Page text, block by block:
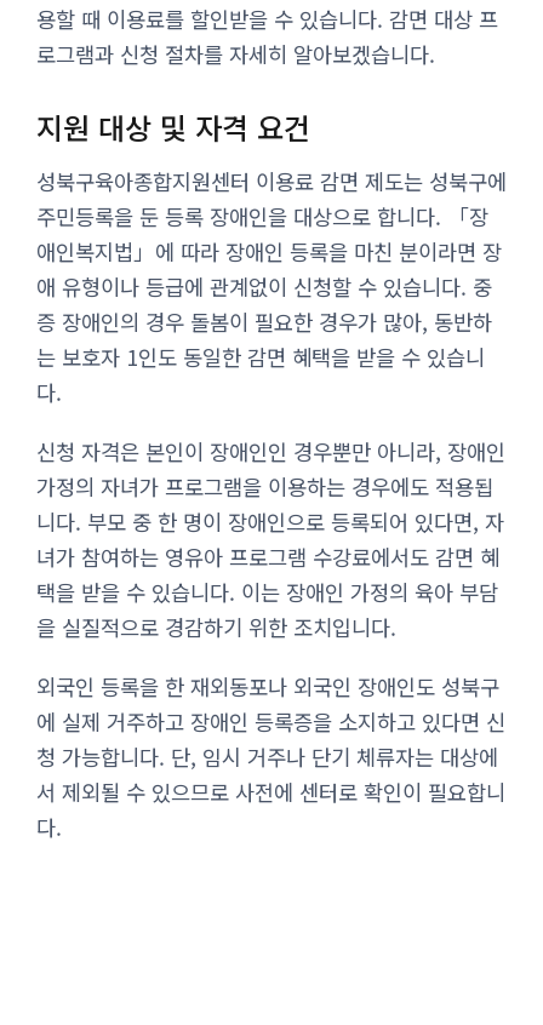
용할 때 이용료를 할인받을 수 있습니다. 감면 대상 프
로그램과 신청 절차를 자세히 알아보겠습니다.
지원 대상 및 자격 요건
성북구육아종합지원센터 이용료 감면 제도는 성북구에
주민등록을 둔 등록 장애인을 대상으로 합니다. 「장
애인복지법」에 따라 장애인 등록을 마친 분이라면 장
애 유형이나 등급에 관계없이 신청할 수 있습니다. 중
증 장애인의 경우 돌봄이 필요한 경우가 많아, 동반하
는 보호자 1인도 동일한 감면 혜택을 받을 수 있습니
다.
신청 자격은 본인이 장애인인 경우뿐만 아니라, 장애인
가정의 자녀가 프로그램을 이용하는 경우에도 적용됩
니다. 부모 중 한 명이 장애인으로 등록되어 있다면, 자
녀가 참여하는 영유아 프로그램 수강료에서도 감면 혜
택을 받을 수 있습니다. 이는 장애인 가정의 육아 부담
을 실질적으로 경감하기 위한 조치입니다.
외국인 등록을 한 재외동포나 외국인 장애인도 성북구
에 실제 거주하고 장애인 등록증을 소지하고 있다면 신
청 가능합니다. 단, 임시 거주나 단기 체류자는 대상에
서 제외될 수 있으므로 사전에 센터로 확인이 필요합니
다.